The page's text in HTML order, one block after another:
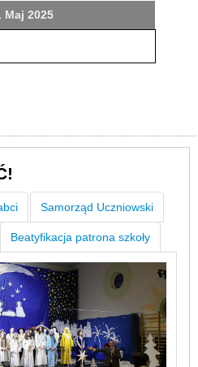
Maj 2025
Samorząd Uczniowski
Beatyfikacja patrona szkoły